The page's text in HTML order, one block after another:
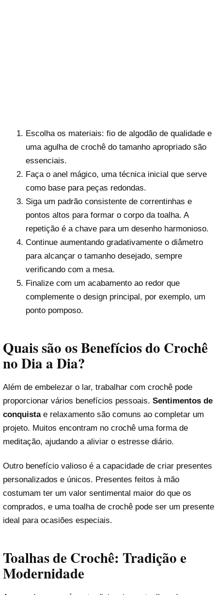
Escolha os materiais: fio de algodão de qualidade e
uma agulha de crochê do tamanho apropriado são
essenciais.
Faça o anel mágico, uma técnica inicial que serve
como base para peças redondas.
Siga um padrão consistente de correntinhas e
pontos altos para formar o corpo da toalha. A
repetição é a chave para um desenho harmonioso.
Continue aumentando gradativamente o diâmetro
para alcançar o tamanho desejado, sempre
verificando com a mesa.
Finalize com um acabamento ao redor que
complemente o design principal, por exemplo, um
ponto pomposo.
Quais são os Benefícios do Crochê
no Dia a Dia?
Além de embelezar o lar, trabalhar com crochê pode
proporcionar vários benefícios pessoais. Sentimentos de
conquistae relaxamento são comuns ao completar um
projeto. Muitos encontram no crochê uma forma de
meditação, ajudando a aliviar o estresse diário.
Outro benefício valioso é a capacidade de criar presentes
personalizados e únicos. Presentes feitos à mão
costumam ter um valor sentimental maior do que os
comprados, e uma toalha de crochê pode ser um presente
ideal para ocasiões especiais.
Toalhas de Crochê: Tradição e
Modernidade